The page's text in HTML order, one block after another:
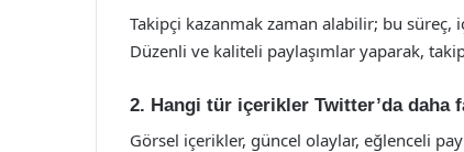
Takipçi kazanmak zaman alabilir; bu süreç,
Düzenli ve kaliteli paylaşımlar yaparak,
2. Hangi tür içerikler Twitter’da daha
Görsel içerikler, güncel olaylar, eğlenceli